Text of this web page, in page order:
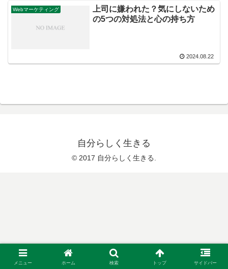
Webマーケティング
上司に嫌われた？気にしないため
の5つの対処法と心の持ち方
2024.08.22
自分らしく生きる
© 2017 自分らしく生きる.
メニュー ホーム 検索 トップ サイドバー